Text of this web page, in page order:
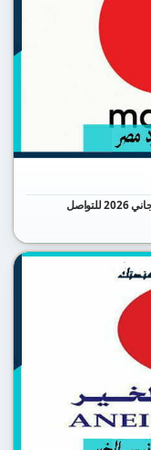
رقم خدمة عملاء ماستر كارد مصر واتساب الموحد المجاني 2026 للتواصل